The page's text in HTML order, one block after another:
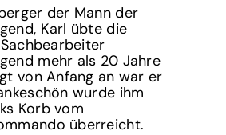
der Mann der
Karl übte die
mehr als 20 Jahre
von Anfang an war er
wurde ihm
Korb vom
überreicht.